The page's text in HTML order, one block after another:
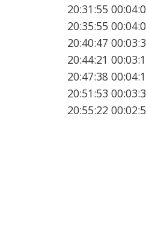
20:31:55
20:35:55
20:40:47
20:44:21
20:47:38
20:51:53
20:55:22